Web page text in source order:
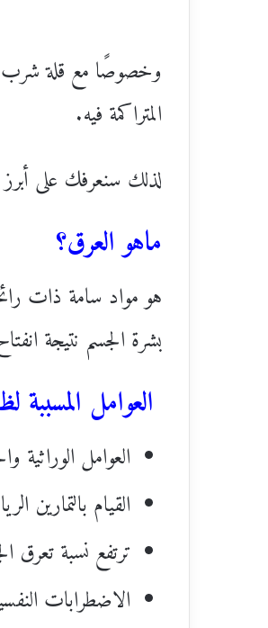
وخصوصًا مع قلة شرب
المتراكمة فيه.
لذلك سنعرفك على
ماهو العرق؟
هو مواد سامة ذات
بشرة الجسم نتيجة
العوامل المسببة
العوامل الوراثية
القيام بالتمارين
ترتفع نسبة
الاضطرابات